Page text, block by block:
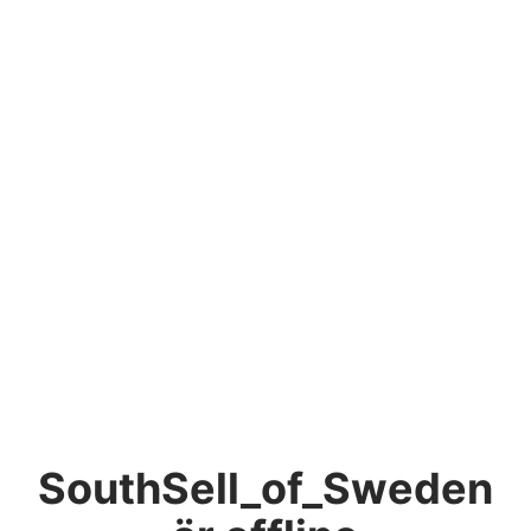
SouthSell_of_Sweden